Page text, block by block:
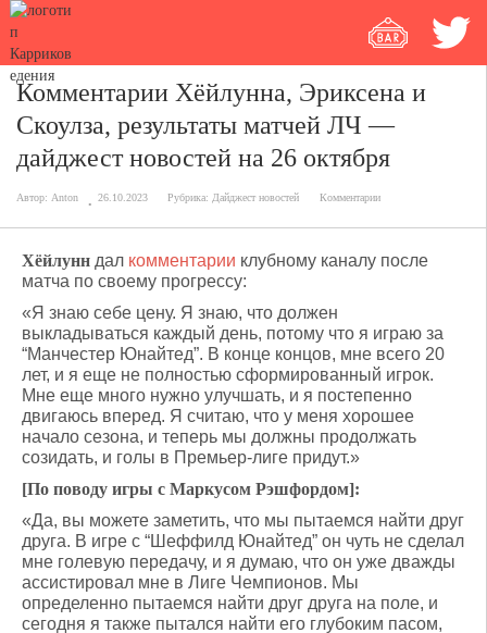
Комментарии Хёйлунна, Эриксена и
Скоулза, результаты матчей ЛЧ —
дайджест новостей на 26 октября
Автор: Anton 26.10.2023 Рубрика: Дайджест новостей Комментарии
Хёйлунн дал комментарии клубному каналу после
матча по своему прогрессу:
«Я знаю себе цену. Я знаю, что должен
выкладываться каждый день, потому что я играю за
“Манчестер Юнайтед”. В конце концов, мне всего 20
лет, и я еще не полностью сформированный игрок.
Мне еще много нужно улучшать, и я постепенно
двигаюсь вперед. Я считаю, что у меня хорошее
начало сезона, и теперь мы должны продолжать
созидать, и голы в Премьер-лиге придут.»
[По поводу игры с Маркусом Рэшфордом]:
«Да, вы можете заметить, что мы пытаемся найти друг
друга. В игре с “Шеффилд Юнайтед” он чуть не сделал
мне голевую передачу, и я думаю, что он уже дважды
ассистировал мне в Лиге Чемпионов. Мы
определенно пытаемся найти друг друга на поле, и
сегодня я также пытался найти его глубоким пасом,